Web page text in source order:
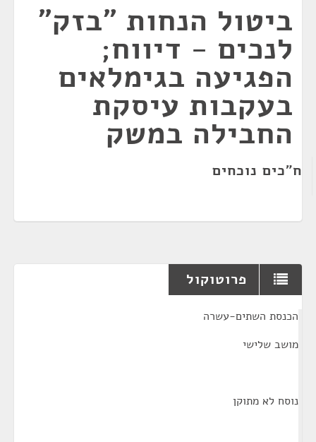
ביטול הנחות "בזק"
לנכים - דיווח;
הפגיעה בגימלאים
בעקבות עיסקת
החבילה במשק
ח"כים נוכחים
פרוטוקול
הכנסת השתים-עשרה
מושב שלישי
נוסח לא מתוקן